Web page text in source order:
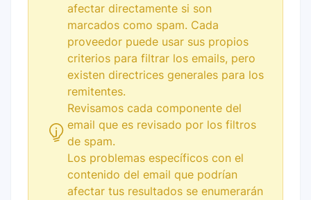
afectar directamente si son
marcados como spam. Cada
proveedor puede usar sus propios
criterios para filtrar los emails, pero
existen directrices generales para los
remitentes.
Revisamos cada componente del
email que es revisado por los filtros
de spam.
Los problemas específicos con el
contenido del email que podrían
afectar tus resultados se enumerarán